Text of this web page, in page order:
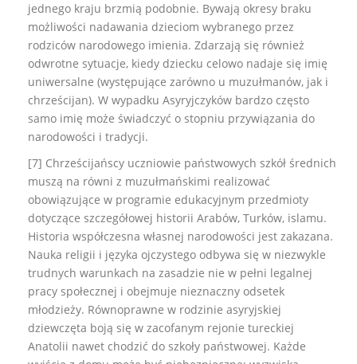
jednego kraju brzmią podobnie. Bywają okresy braku
możliwości nadawania dzieciom wybranego przez
rodziców narodowego imienia. Zdarzają się również
odwrotne sytuacje, kiedy dziecku celowo nadaje się imię
uniwersalne (występujące zarówno u muzułmanów, jak i
chrześcijan). W wypadku Asyryjczyków bardzo często
samo imię może świadczyć o stopniu przywiązania do
narodowości i tradycji.
[7] Chrześcijańscy uczniowie państwowych szkół średnich
muszą na równi z muzułmańskimi realizować
obowiązujące w programie edukacyjnym przedmioty
dotyczące szczegółowej historii Arabów, Turków, islamu.
Historia współczesna własnej narodowości jest zakazana.
Nauka religii i języka ojczystego odbywa się w niezwykle
trudnych warunkach na zasadzie nie w pełni legalnej
pracy społecznej i obejmuje nieznaczny odsetek
młodzieży. Równoprawne w rodzinie asyryjskiej
dziewczęta boją się w zacofanym rejonie tureckiej
Anatolii nawet chodzić do szkoły państwowej. Każde